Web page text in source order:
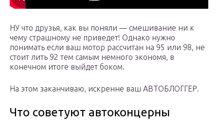
НУ что друзья, как вы поняли — смешивание ни к
чему страшному не приведет! Однако нужно
понимать если ваш мотор рассчитан на 95 или 98, не
стоит лить 92 тем самым немного экономя, в
конечном итоге выйдет боком.
На этом заканчиваю, искренне ваш АВТОБЛОГГЕР.
Что советуют автоконцерны